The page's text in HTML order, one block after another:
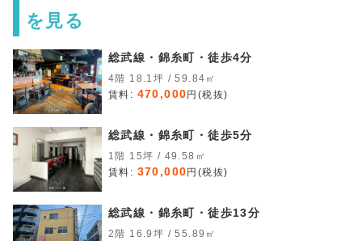
を見る
総武線・錦糸町・徒歩4分
4階 18.1坪 / 59.84㎡
賃料: 470,000円(税抜)
総武線・錦糸町・徒歩5分
1階 15坪 / 49.58㎡
賃料: 370,000円(税抜)
総武線・錦糸町・徒歩13分
2階 16.9坪 / 55.89㎡